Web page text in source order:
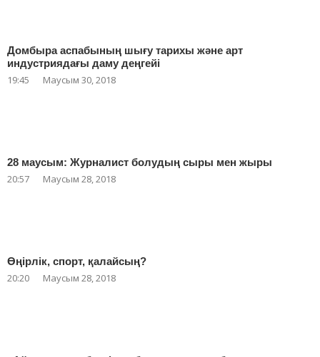
Домбыра аспабының шығу тарихы және арт
индустриядағы даму деңгейі
19:45 Маусым 30, 2018
28 маусым: Журналист болудың сыры мен жыры
20:57 Маусым 28, 2018
Өңірлік, спорт, қалайсың?
20:20 Маусым 28, 2018